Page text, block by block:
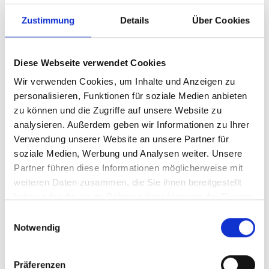
Zustimmung Details Über Cookies
Diese Webseite verwendet Cookies
Wir verwenden Cookies, um Inhalte und Anzeigen zu
personalisieren, Funktionen für soziale Medien anbieten
zu können und die Zugriffe auf unsere Website zu
analysieren. Außerdem geben wir Informationen zu Ihrer
Verwendung unserer Website an unsere Partner für
soziale Medien, Werbung und Analysen weiter. Unsere
Partner führen diese Informationen möglicherweise mit
weiteren Daten zusammen, die Sie ihnen bereitgestellt
Notwendig
Präferenzen
Schleswig-Holstein
Ob an der Küste, im Binnenland oder in der
Metropolregion Hamburg – Selbstständige in
Schleswig-Holstein finden bei uns
Kiel & Lübeck:Hohe Nachfrage, relevante
Förderprogramme über die IB.SH
Neumünster, Flensburg & Umland:Flexiblere
Marktbedingungen und solide Neubauoptionen
Pinneberg, Elmshorn, Bad Segeberg: Regionale
Institute und gute Chancen für
Häuser mit Selbstständigen in Ihrer Region gerne